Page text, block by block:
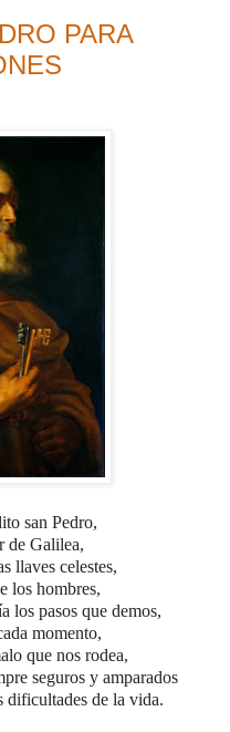
PARA
san Pedro,
de Galilea,
llaves celestes,
los hombres,
los pasos que demos,
momento,
que nos rodea,
seguros y amparados
dificultades de la vida.